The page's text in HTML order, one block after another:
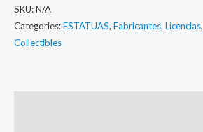
SKU:N/A
Categories:ESTATUAS, Fabricantes, Licencias,
Collectibles